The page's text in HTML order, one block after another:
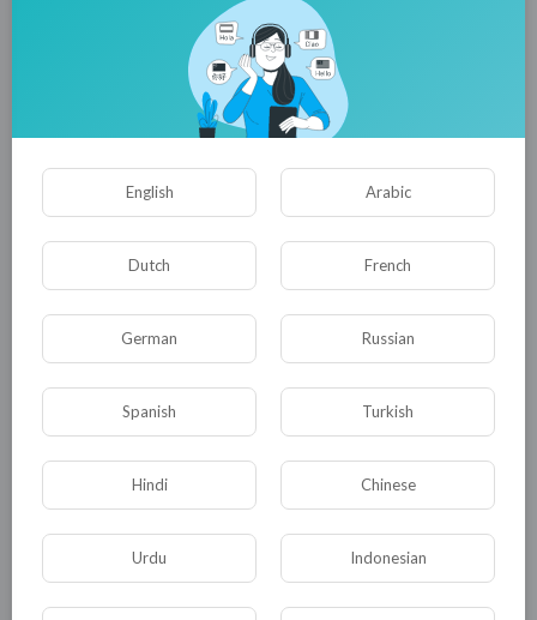
• 0 Комментарии
Опубликовать
Комментариев нет
English Arabic
Dutch French
German Russian
Spanish Turkish
Hindi Chinese
Urdu Indonesian